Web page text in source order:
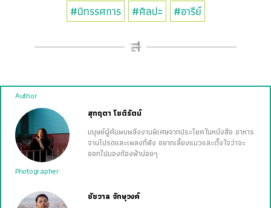
#นิทรรศการ #ศิลปะ #อารีย์
Author
สุกฤตา โชติรัตน์
มนุษย์ผู้ค้นพบพลังงานพิเศษจากประโยคในหนังสือ อาหาร
จานโปรดและเพลงที่ฟัง อยากเลี้ยงแมวและตั้งใจว่าจะ
ออกไปมองท้องฟ้าบ่อยๆ
Photographer
ชัชวาล จักษุวงค์